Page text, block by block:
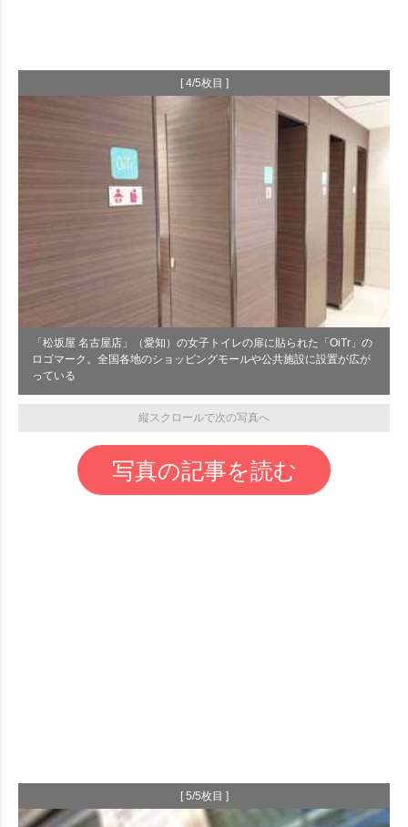
[ 4/5枚目 ]
「松坂屋 名古屋店」（愛知）の女子トイレの扉に貼られた「OiTr」の
ロゴマーク。全国各地のショッピングモールや公共施設に設置が広が
っている
縦スクロールで次の写真へ
写真の記事を読む
[ 5/5枚目 ]